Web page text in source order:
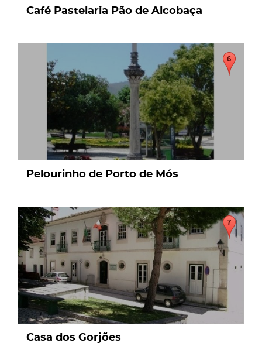
Café Pastelaria Pão de Alcobaça
Pelourinho de Porto de Mós
page
Casa dos Gorjões